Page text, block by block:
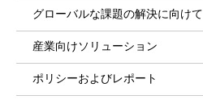
グローバルな課題の解決に向けて
産業向けソリューション
ポリシーおよびレポート